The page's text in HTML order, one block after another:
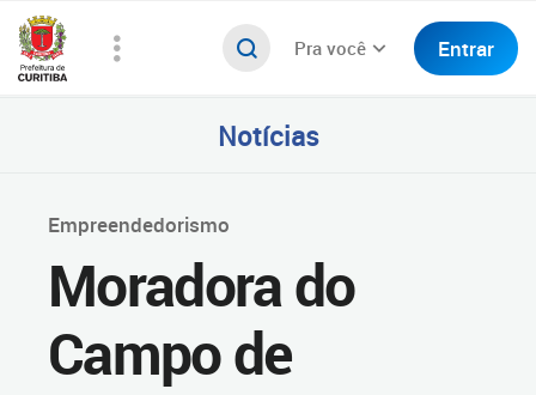
Pra você Entrar
Notícias
Empreendedorismo
Moradora do
Campo de